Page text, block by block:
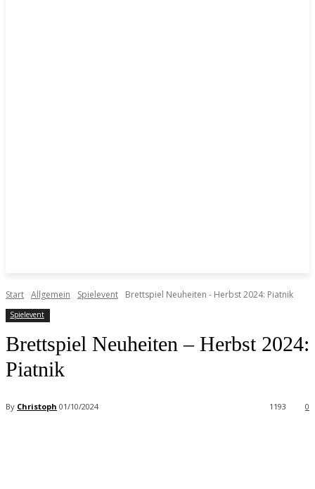
Start Allgemein Spielevent Brettspiel Neuheiten - Herbst 2024: Piatnik
Spielevent
Brettspiel Neuheiten – Herbst 2024:
Piatnik
By Christoph 01/10/2024 0
1193